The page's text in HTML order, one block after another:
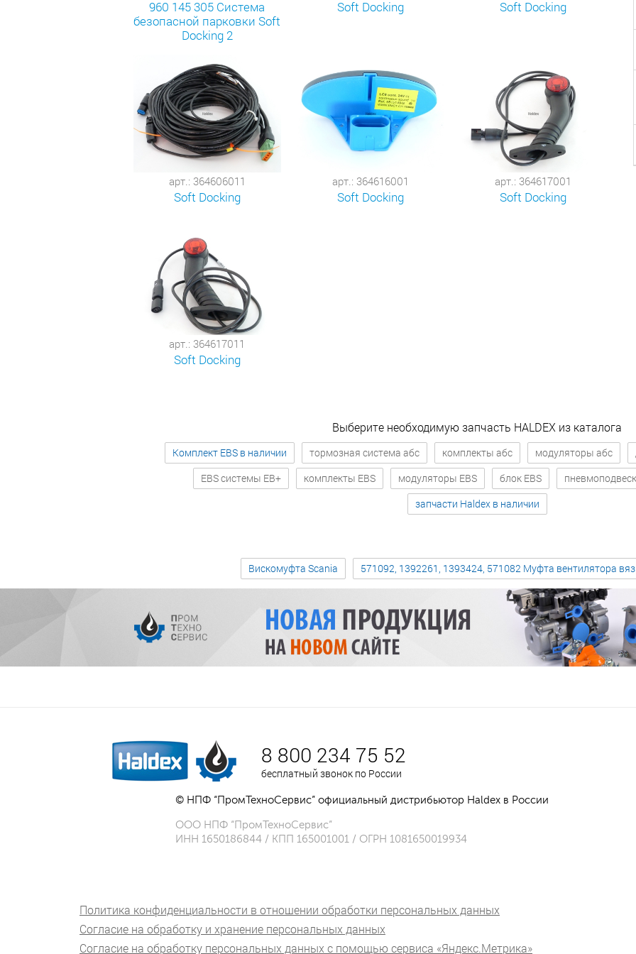
960 145 305 Система
безопасной парковки Soft
Docking 2
Soft Docking Soft Docking
арт.: 364606011
Soft Docking
арт.: 364616001
Soft Docking
арт.: 364617001
Soft Docking
арт.: 364617011
Soft Docking
Выберите необходимую запчасть HALDEX из каталога
Комплект EBS в наличии тормозная система абс комплекты абс модуляторы абс
EBS системы EB+
комплекты EBS модуляторы EBS блок EBS
запчасти Haldex в наличии
Вискомуфта Scania 571092, 1392261, 1393424, 571082 Муфта вентилятора
8 800 234 75 52
бесплатный звонок по России
© НПФ “ПромТехноСервис” официальный дистрибьютор Haldex в России
ООО НПФ “ПромТехноСервис”
ИНН 1650186844 / КПП 165001001 / ОГРН 1081650019934
Политика конфиденциальности в отношении обработки персональных данных
Согласие на обработку и хранение персональных данных
Согласие на обработку персональных данных с помощью сервиса «Яндекс.Метрика»